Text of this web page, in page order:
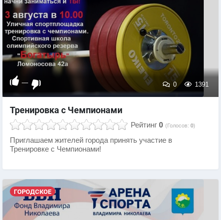
— 0 1391
Тренировка с Чемпионами
Рейтинг 0 (Голосов: 0)
Приглашаем жителей города принять участие в
Тренировке с Чемпионами! ⠀
ГОРОДСКОЕ